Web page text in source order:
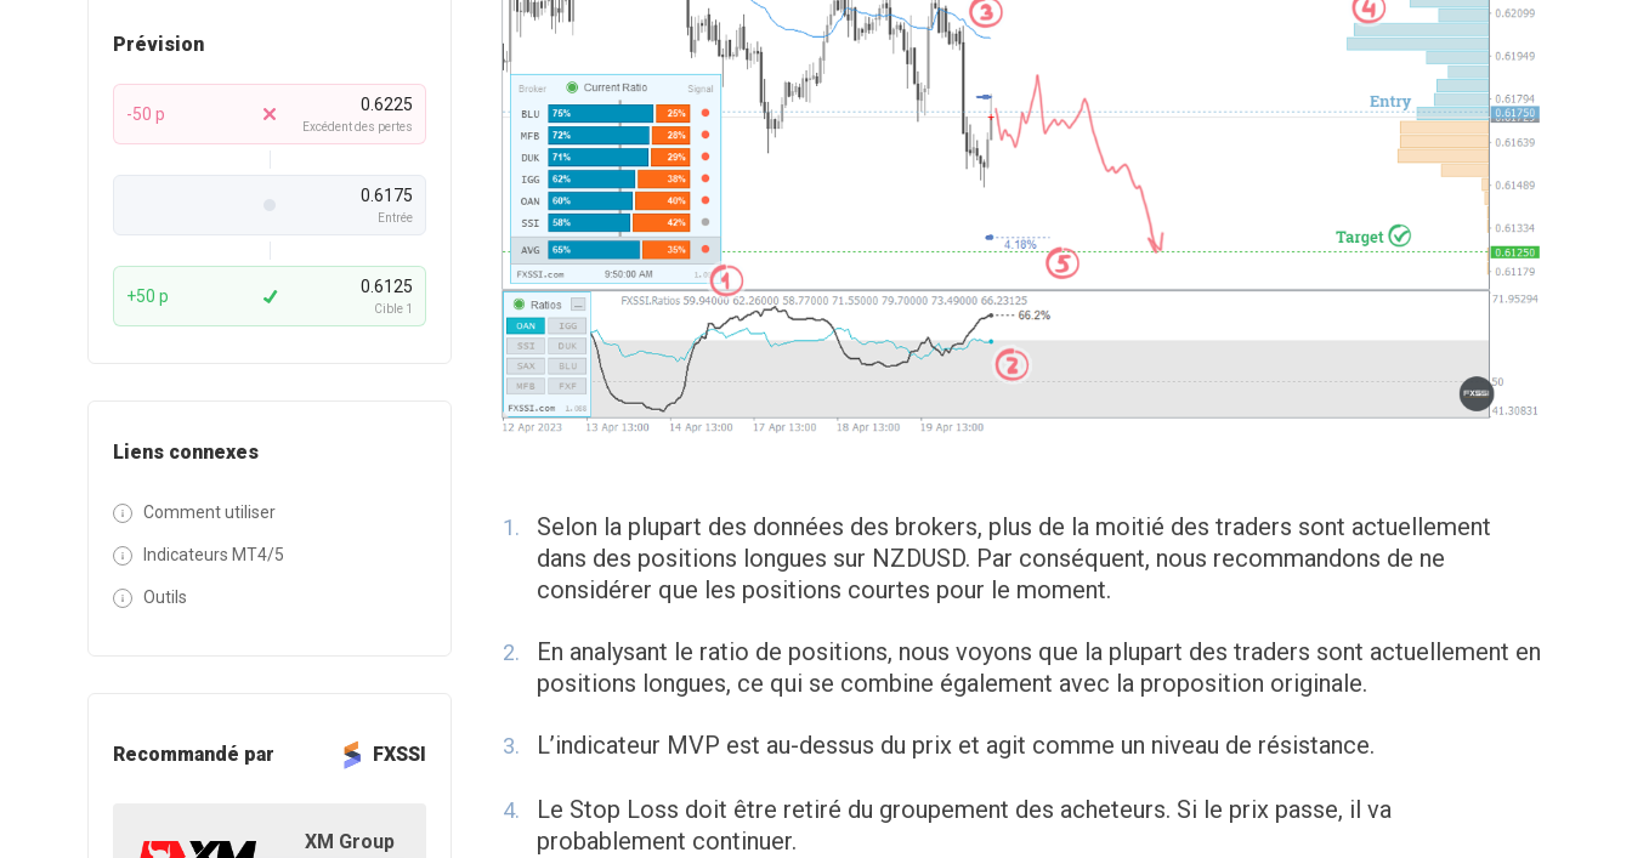
Prévision
-50 p 0.6225
Excédent des pertes
0.6175
Entrée
+50 p 0.6125
Cible 1
Liens connexes
Comment utiliser
Indicateurs MT4/5
Outils
Recommandé par FXSSI
XM Group
Selon la plupart des données des brokers, plus de la moitié des traders sont actuellement
dans des positions longues sur NZDUSD. Par conséquent, nous recommandons de ne
considérer que les positions courtes pour le moment.
En analysant le ratio de positions, nous voyons que la plupart des traders sont actuellement en
positions longues, ce qui se combine également avec la proposition originale.
L’indicateur MVP est au-dessus du prix et agit comme un niveau de résistance.
Le Stop Loss doit être retiré du groupement des acheteurs. Si le prix passe, il va
probablement continuer.